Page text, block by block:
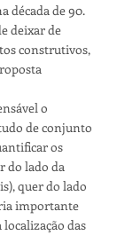
década de 90.
deixar de
construtivos,
o
de conjunto
os
do lado da
quer do lado
importante
das